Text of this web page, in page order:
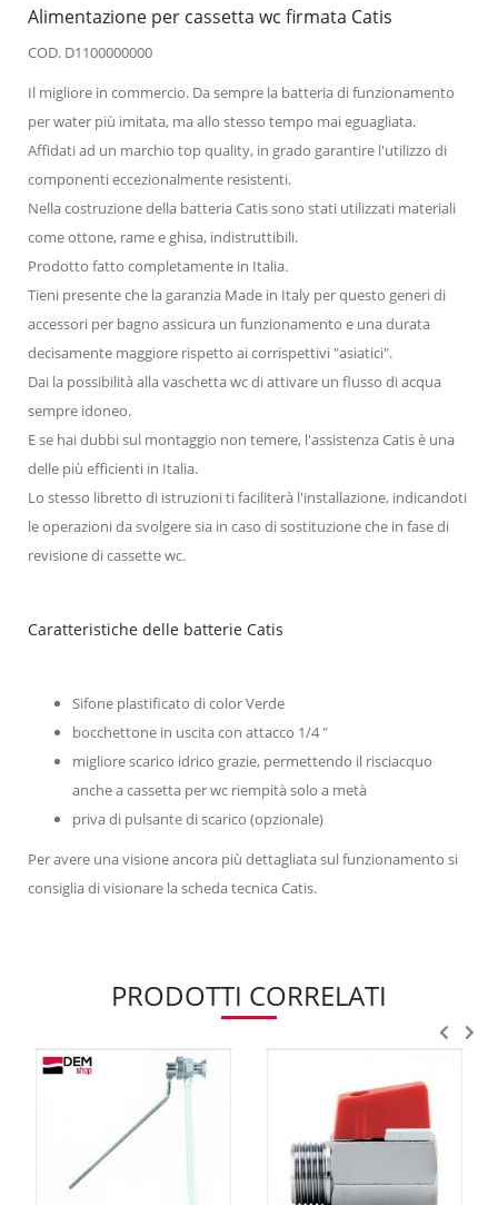
Alimentazione per cassetta wc firmata Catis
COD. D1100000000
Il migliore in commercio. Da sempre la batteria di funzionamento
per water più imitata, ma allo stesso tempo mai eguagliata.
Affidati ad un marchio top quality, in grado garantire l'utilizzo di
componenti eccezionalmente resistenti.
Nella costruzione della batteria Catis sono stati utilizzati materiali
come ottone, rame e ghisa, indistruttibili.
Prodotto fatto completamente in Italia.
Tieni presente che la garanzia Made in Italy per questo generi di
accessori per bagno assicura un funzionamento e una durata
decisamente maggiore rispetto ai corrispettivi "asiatici".
Dai la possibilità alla vaschetta wc di attivare un flusso di acqua
sempre idoneo.
E se hai dubbi sul montaggio non temere, l'assistenza Catis è una
delle più efficienti in Italia.
Lo stesso libretto di istruzioni ti faciliterà l'installazione, indicandoti
le operazioni da svolgere sia in caso di sostituzione che in fase di
revisione di cassette wc.
Caratteristiche delle batterie Catis
Sifone plastificato di color Verde
bocchettone in uscita con attacco 1/4 "
migliore scarico idrico grazie, permettendo il risciacquo
anche a cassetta per wc riempità solo a metà
priva di pulsante di scarico (opzionale)
Per avere una visione ancora più dettagliata sul funzionamento si
consiglia di visionare la scheda tecnica Catis.
PRODOTTI CORRELATI